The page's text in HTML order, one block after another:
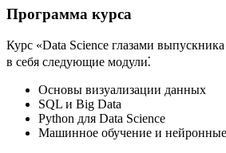
Программа курса
Курс «Data Science глазами
в себя следующие модули⁚
Основы визуализации данных
SQL и Big Data
Python для Data Science
Машинное обучение и нейронные